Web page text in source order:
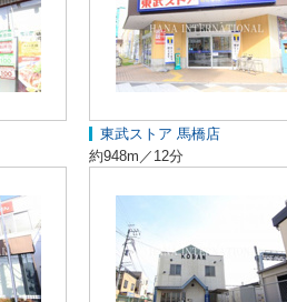
東武ストア 馬橋店
約948m／12分